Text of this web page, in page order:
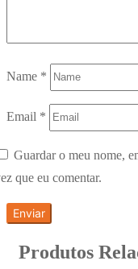
Name *
Email *
Guardar o meu nome,
que eu comentar.
Produtos